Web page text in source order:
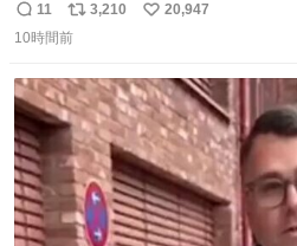
や飴玉、雲、アヒルに見立てて
Ben Choi 蔡俊文さんの作品。
返
信
11
リ
ポ
ト
数
3,210
い
数
20,947
10時間前